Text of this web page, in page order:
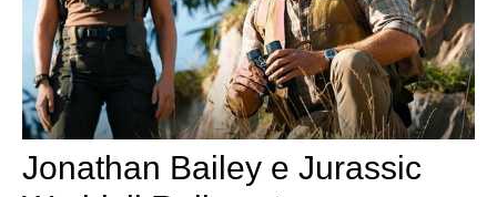
Jonathan Bailey e Jurassic